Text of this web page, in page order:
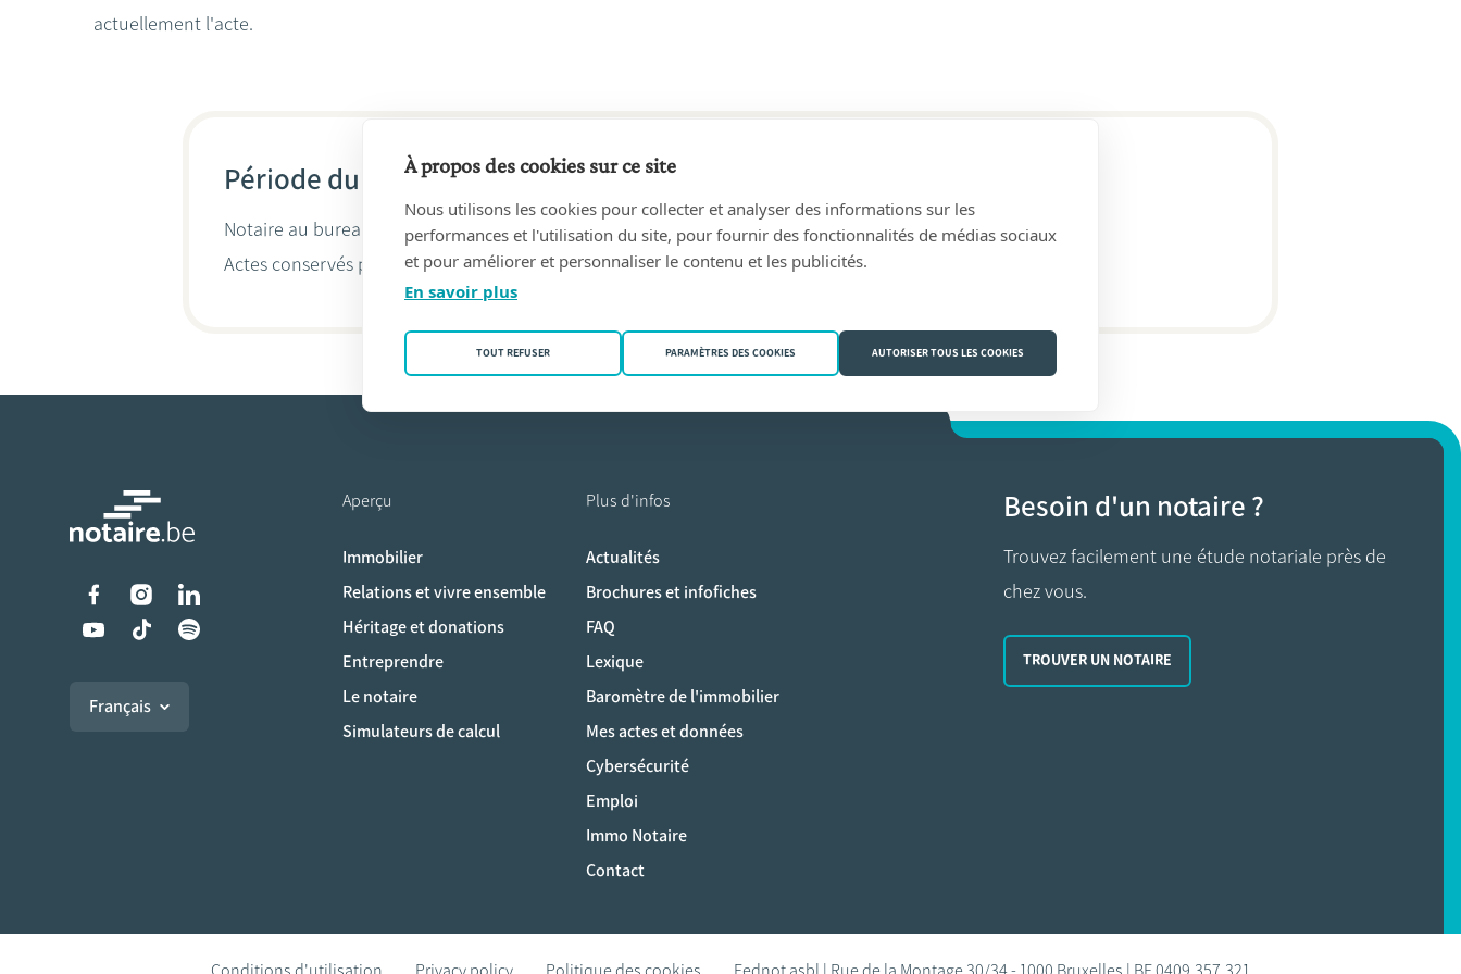
actuellement l'acte.
Période du 06/09/2023 au aujourd'hui
Notaire au bureau Seresia, Mariën & Conjaerts, geassocieerde notarissen(3900 Pelt (Overpelt))
Actes conservés par
Dirk Seresia
Liens vers les réseaux sociaux
Français
Aperçu
Immobilier
Relations et vivre ensemble
Héritage et donations
Entreprendre
Le notaire
Simulateurs de calcul
Plus d'infos
Actualités
Brochures et infofiches
FAQ
Lexique
Baromètre de l'immobilier
Mes actes et données
Cybersécurité
Emploi
Immo Notaire
Contact
Besoin d'un notaire ?
Trouvez facilement une étude notariale près de
chez vous.
TROUVER UN NOTAIRE
À propos des cookies sur ce site
Nous utilisons les cookies pour collecter et analyser des informations sur les
performances et l'utilisation du site, pour fournir des fonctionnalités de médias sociaux
et pour améliorer et personnaliser le contenu et les publicités.
En savoir plus
TOUT REFUSER PARAMÈTRES DES COOKIES AUTORISER TOUS LES COOKIES